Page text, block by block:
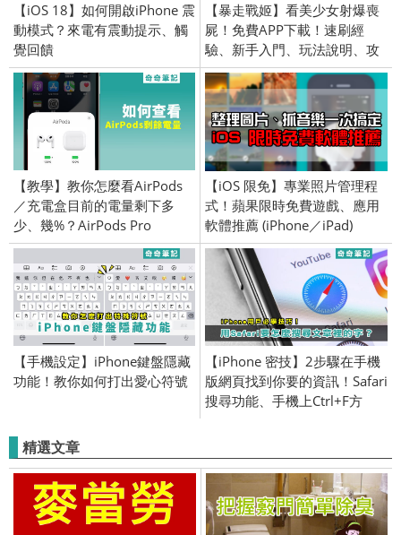
【iOS 18】如何開啟iPhone 震
動模式？來電有震動提示、觸
覺回饋
【暴走戰姬】看美少女射爆喪
屍！免費APP下載！速刷經
驗、新手入門、玩法說明、攻
略彙整持續更新~
(Android/iOS)
【教學】教你怎麼看AirPods
／充電盒目前的電量剩下多
少、幾%？AirPods Pro
【iOS 限免】專業照片管理程
式！蘋果限時免費遊戲、應用
軟體推薦 (iPhone／iPad)
2016/9/12
【手機設定】iPhone鍵盤隱藏
功能！教你如何打出愛心符號
【iPhone 密技】2步驟在手機
版網頁找到你要的資訊！Safari
搜尋功能、手機上Ctrl+F方
精選文章